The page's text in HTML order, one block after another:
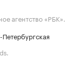
агентство «РБК».